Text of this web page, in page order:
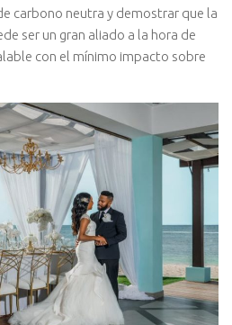
carbono neutra y demostrar que la
ser un gran aliado a la hora de
con el mínimo impacto sobre